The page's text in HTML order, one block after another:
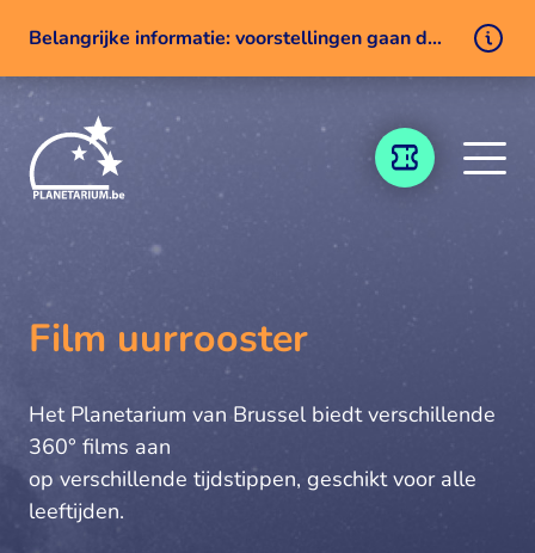
Belangrijke informatie: voorstellingen gaan door ondanks een technisch probleem
TICKETING
Film uurrooster
Het Planetarium van Brussel biedt verschillende
360° films aan
op verschillende tijdstippen, geschikt voor alle
leeftijden.